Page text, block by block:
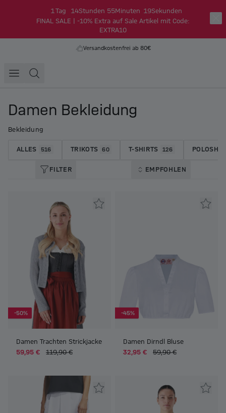
1Tag 14Stunden 55Minuten 18Sekunden
FINAL SALE | -10% Extra auf Sale Artikel mit Code:
EXTRA10
Versandkostenfrei ab 80€
Damen Bekleidung
Bekleidung
ALLES 516 TRIKOTS 60 T-SHIRTS 126
FILTER EMPFOHLEN
-50%
Damen Trachten Strickjacke
59,95 €
119,90 €
-45%
Damen Dirndl Bluse
32,95 €
59,90 €